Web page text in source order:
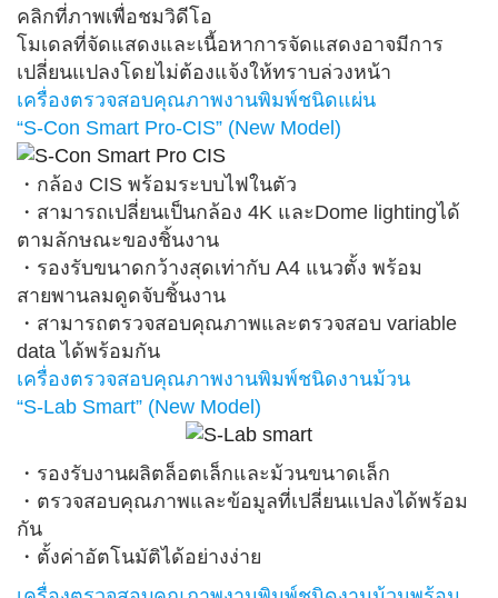
คลิกที่ภาพเพื่อชมวิดีโอ
โมเดลที่จัดแสดงและเนื้อหาการจัดแสดงอาจมีการ
เปลี่ยนแปลงโดยไม่ต้องแจ้งให้ทราบล่วงหน้า
เครื่องตรวจสอบคุณภาพงานพิมพ์ชนิดแผ่น
“S-Con Smart Pro-CIS” (New Model)
・กล้อง CIS พร้อมระบบไฟในตัว
・สามารถเปลี่ยนเป็นกล้อง 4K และDome lightingได้
ตามลักษณะของชิ้นงาน
・รองรับขนาดกว้างสุดเท่ากับ A4 แนวตั้ง พร้อม
สายพานลมดูดจับชิ้นงาน
・สามารถตรวจสอบคุณภาพและตรวจสอบ variable
data ได้พร้อมกัน
เครื่องตรวจสอบคุณภาพงานพิมพ์ชนิดงานม้วน
“S-Lab Smart” (New Model)
・รองรับงานผลิตล็อตเล็กและม้วนขนาดเล็ก
・ตรวจสอบคุณภาพและข้อมูลที่เปลี่ยนแปลงได้พร้อม
กัน
・ตั้งค่าอัตโนมัติได้อย่างง่าย